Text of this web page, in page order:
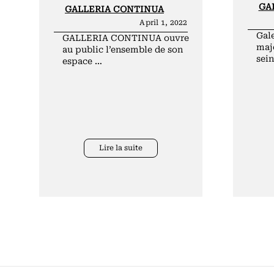
GALLERIA CONTINUA
April 1, 2022
GALLERIA CONTINUA ouvre
au public l’ensemble de son
espace …
Lire la suite